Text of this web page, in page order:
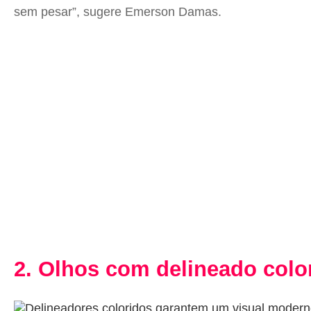
sem pesar”, sugere Emerson Damas.
2. Olhos com delineado